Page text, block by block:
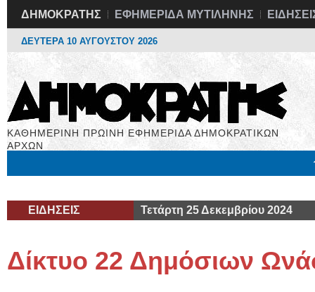
ΔΗΜΟΚΡΑΤΗΣ ΕΦΗΜΕΡΙΔΑ ΜΥΤΙΛΗΝΗΣ
ΔΕΥΤΕΡΑ 10 ΑΥΓΟΥΣΤΟΥ 2026
ΚΑΘΗΜΕΡΙΝΗ ΠΡΩΙΝΗ ΕΦΗΜΕΡΙΔΑ ΔΗΜΟΚΡΑΤΙΚΩΝ
ΑΡΧΩΝ
ΕΙΔΗΣΕΙΣ Τετάρτη 25 Δεκεμβρίου 2024
Δίκτυο 22 Δημόσιων